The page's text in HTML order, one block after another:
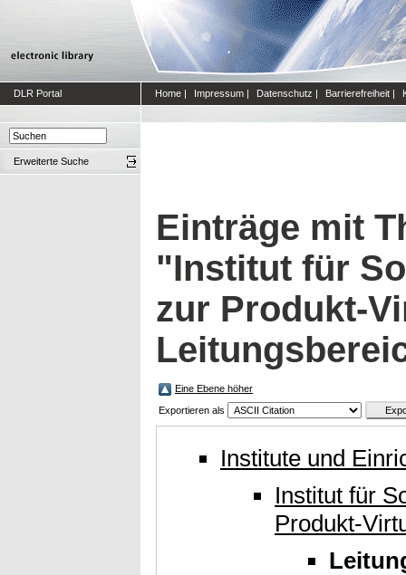
DLR Portal Home | Impressum | Datenschutz | Barrierefreiheit |
Erweiterte Suche
Einträge mit
"Institut für
zur Produkt-
Eine Ebene höher
Exportieren als
Institute und
Institut für
Produkt-